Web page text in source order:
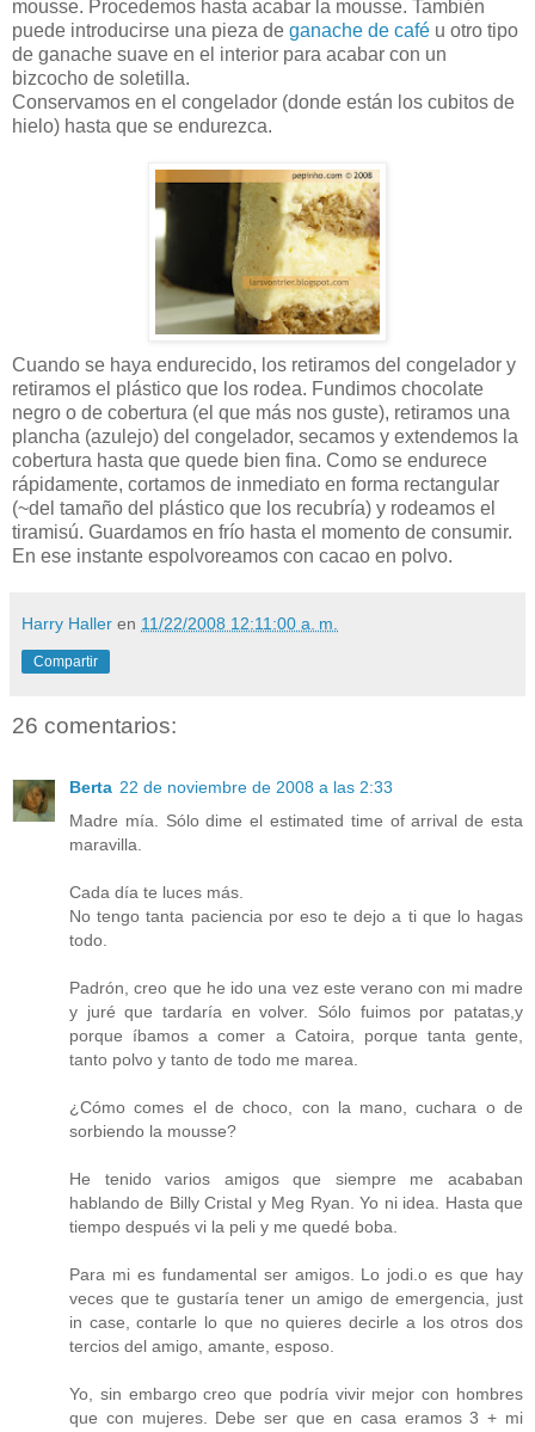
mousse. Procedemos hasta acabar la mousse. También
puede introducirse una pieza de ganache de café u otro tipo
de ganache suave en el interior para acabar con un
bizcocho de soletilla.
Conservamos en el congelador (donde están los cubitos de
hielo) hasta que se endurezca.
Cuando se haya endurecido, los retiramos del congelador y
retiramos el plástico que los rodea. Fundimos chocolate
negro o de cobertura (el que más nos guste), retiramos una
plancha (azulejo) del congelador, secamos y extendemos la
cobertura hasta que quede bien fina. Como se endurece
rápidamente, cortamos de inmediato en forma rectangular
(~del tamaño del plástico que los recubría) y rodeamos el
tiramisú. Guardamos en frío hasta el momento de consumir.
En ese instante espolvoreamos con cacao en polvo.
Harry Haller en 11/22/2008 12:11:00 a. m.
Compartir
26 comentarios:
Berta 22 de noviembre de 2008 a las 2:33
Madre mía. Sólo dime el estimated time of arrival de esta
maravilla.
Cada día te luces más.
No tengo tanta paciencia por eso te dejo a ti que lo hagas
todo.
Padrón, creo que he ido una vez este verano con mi madre
y juré que tardaría en volver. Sólo fuimos por patatas,y
porque íbamos a comer a Catoira, porque tanta gente,
tanto polvo y tanto de todo me marea.
¿Cómo comes el de choco, con la mano, cuchara o de
sorbiendo la mousse?
He tenido varios amigos que siempre me acababan
hablando de Billy Cristal y Meg Ryan. Yo ni idea. Hasta que
tiempo después vi la peli y me quedé boba.
Para mi es fundamental ser amigos. Lo jodi.o es que hay
veces que te gustaría tener un amigo de emergencia, just
in case, contarle lo que no quieres decirle a los otros dos
tercios del amigo, amante, esposo.
Yo, sin embargo creo que podría vivir mejor con hombres
que con mujeres. Debe ser que en casa eramos 3 + mi